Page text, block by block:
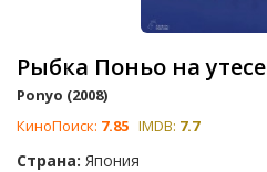
Рыбка Поньо на утесе
Ponyo (2008)
КиноПоиск: 7.85 IMDB: 7.7
Страна: Япония